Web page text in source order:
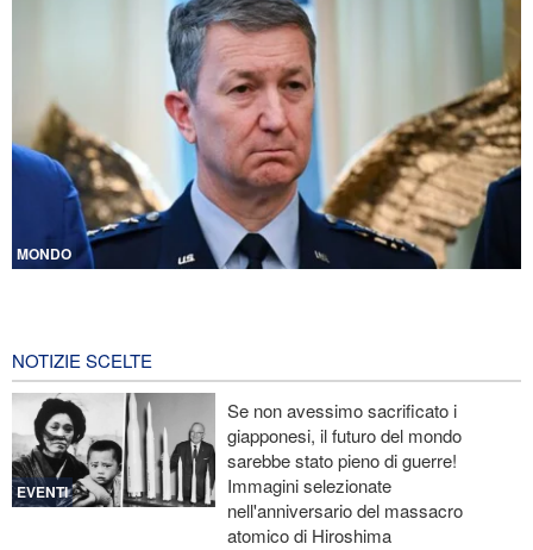
MONDO
Le Guardie della Rivoluzione: L’ammissione dei media stranieri
della sconfitta di Trump è il risultato dell’impegno dei media
rivoluzionari
Un membro di spicco di Ansarullah: Le dichiarazioni del Consiglio
di Sicurezza non meritano attenzione
NOTIZIE SCELTE
EVENTI
Se non avessimo sacrificato i
giapponesi, il futuro del mondo
sarebbe stato pieno di guerre!
Immagini selezionate
nell'anniversario del massacro
atomico di Hiroshima